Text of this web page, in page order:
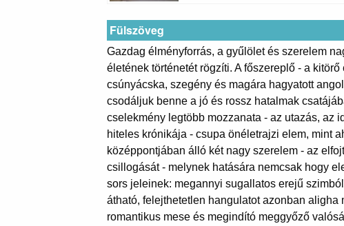
Fülszöveg
Gazdag élményforrás, a gyűlölet és szerelem
életének történetét rögzíti. A főszereplő - a
csúnyácska, szegény és magára hagyatott
csodáljuk benne a jó és rossz hatalmak
cselekmény legtöbb mozzanata - az utazás, az
hiteles krónikája - csupa önéletrajzi elem, mint
középpontjában álló két nagy szerelem - az
csillogását - melynek hatására nemcsak hogy
sors jeleinek: megannyi sugallatos erejű
átható, felejthetetlen hangulatot azonban
romantikus mese és megindító meggyőző